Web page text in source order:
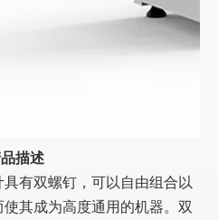
描述
有双螺钉，可以自由组合以
其成为高度通用的机器。双